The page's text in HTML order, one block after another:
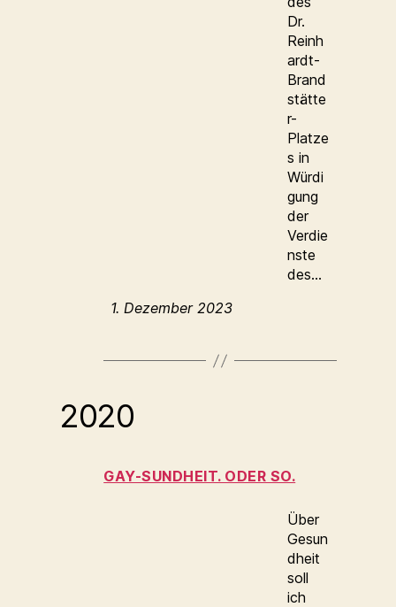
Dr.
Reinh
ardt-
Brand
stätte
r-
Platze
s in
Würdi
gung
der
Verdie
nste
des…
1. Dezember 2023
2020
GAY-SUNDHEIT. ODER SO.
Über
Gesun
dheit
soll
ich